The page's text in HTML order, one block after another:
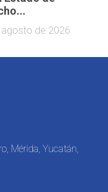
de 2026
Mérida, Yucatán,